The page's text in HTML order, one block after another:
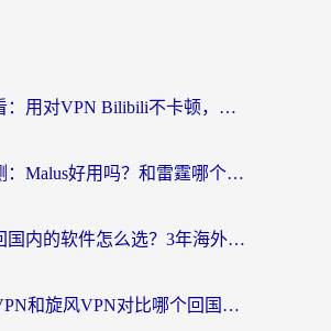
海外党必看：用对VPN Bilibili不卡顿，英国玩国内游戏也丝滑——2026回国加速器选择指南
海外党实测：Malus好用吗？和雷霆哪个好？+ 3款热门加速器深度对比
国外穿越回国内的软件怎么选？3年海外党亲测实用指南，告别地域限制
ChickCN VPN和旋风VPN对比哪个回国效果更好？海外党实测回国内网神器指南